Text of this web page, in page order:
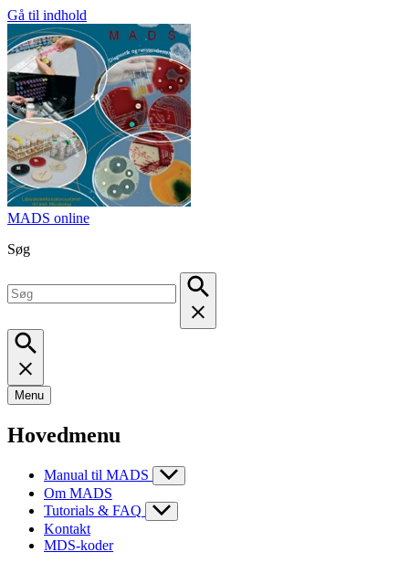
Gå til indhold
MADS online
Søg
Menu
Hovedmenu
Manual til MADS
Om MADS
Tutorials & FAQ
Kontakt
MDS-koder